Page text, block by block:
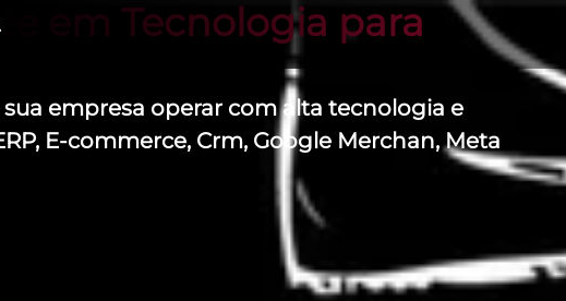
em Tecnologia para
sua empresa operar com alta tecnologia e
E-commerce, Crm, Google Merchan, Meta